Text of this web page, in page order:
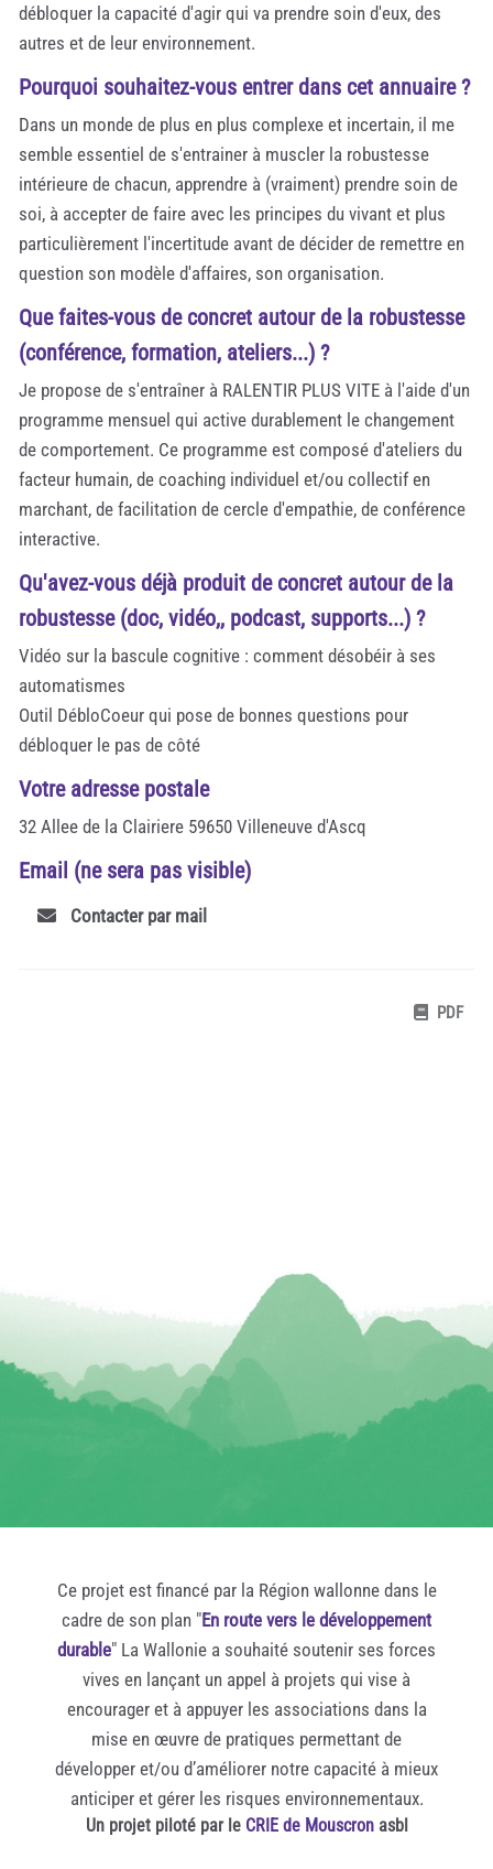
débloquer la capacité d'agir qui va prendre soin d'eux, des
autres et de leur environnement.
Pourquoi souhaitez-vous entrer dans cet annuaire ?
Dans un monde de plus en plus complexe et incertain, il me
semble essentiel de s'entrainer à muscler la robustesse
intérieure de chacun, apprendre à (vraiment) prendre soin de
soi, à accepter de faire avec les principes du vivant et plus
particulièrement l'incertitude avant de décider de remettre en
question son modèle d'affaires, son organisation.
Que faites-vous de concret autour de la robustesse
(conférence, formation, ateliers...) ?
Je propose de s'entraîner à RALENTIR PLUS VITE à l'aide d'un
programme mensuel qui active durablement le changement
de comportement. Ce programme est composé d'ateliers du
facteur humain, de coaching individuel et/ou collectif en
marchant, de facilitation de cercle d'empathie, de conférence
interactive.
Qu'avez-vous déjà produit de concret autour de la
robustesse (doc, vidéo,, podcast, supports...) ?
Vidéo sur la bascule cognitive : comment désobéir à ses
automatismes
Outil DébloCoeur qui pose de bonnes questions pour
débloquer le pas de côté
Votre adresse postale
32 Allee de la Clairiere 59650 Villeneuve d'Ascq
Email (ne sera pas visible)
Contacter par mail
PDF
Ce projet est financé par la Région wallonne dans le
cadre de son plan "En route vers le développement
durable" La Wallonie a souhaité soutenir ses forces
vives en lançant un appel à projets qui vise à
encourager et à appuyer les associations dans la
mise en œuvre de pratiques permettant de
développer et/ou d’améliorer notre capacité à mieux
anticiper et gérer les risques environnementaux.
Un projet piloté par le CRIE de Mouscronasbl